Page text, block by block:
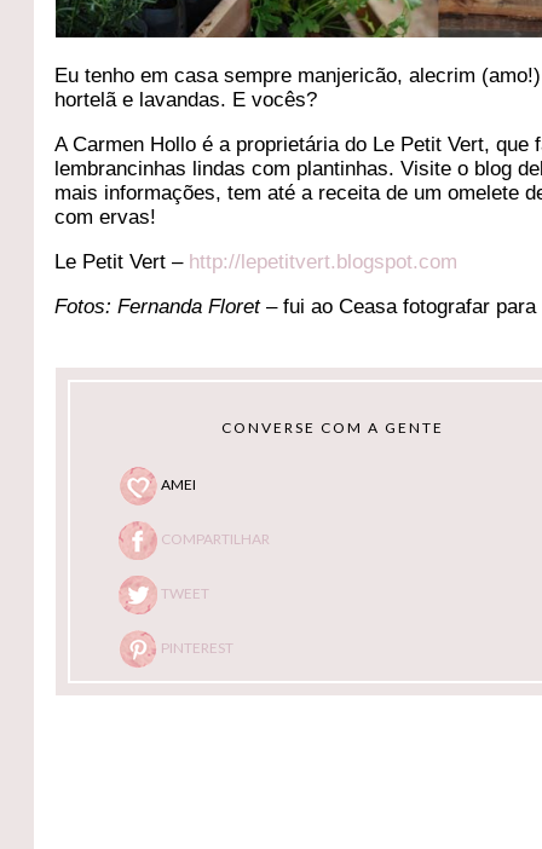
Eu tenho em casa sempre manjericão, alecrim
hortelã e lavandas. E vocês?
A Carmen Hollo é a proprietária do Le Petit Vert, que
lembrancinhas lindas com plantinhas. Visite o blog
mais informações, tem até a receita de um omelete
com ervas!
Le Petit Vert – http://lepetitvert.blogspot.com
Fotos: Fernanda Floret– fui ao Ceasa fotografar
CONVERSE COM A GENTE
AMEI
COMPARTILHAR
TWEET
PINTEREST